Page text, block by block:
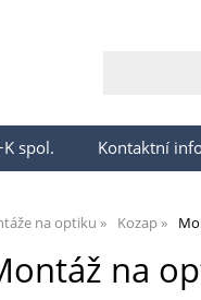
spol. Kontaktní
na optiku Kozap
na